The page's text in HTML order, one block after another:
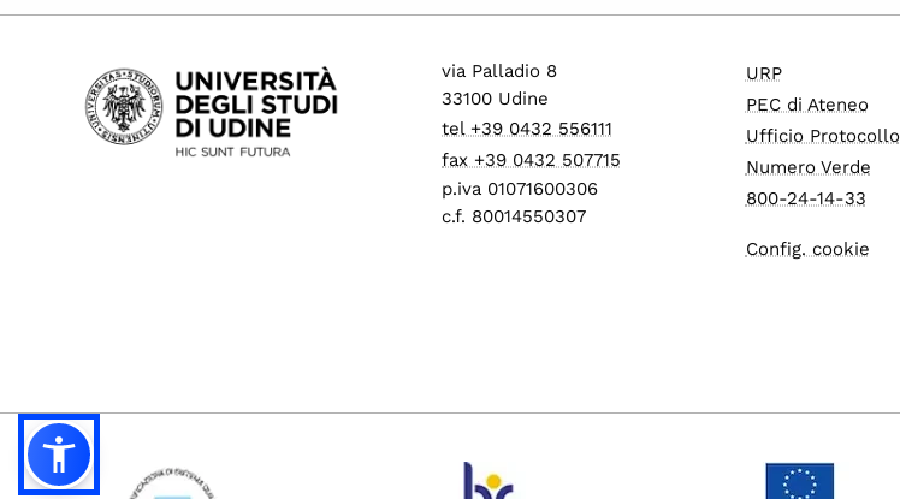
via Palladio 8
33100 Udine
tel +39 0432 556111
fax +39 0432 507715
p.iva 01071600306
c.f. 80014550307
URP
PEC di Ateneo
Ufficio Protocollo
Numero Verde
800-24-14-33
Config. cookie